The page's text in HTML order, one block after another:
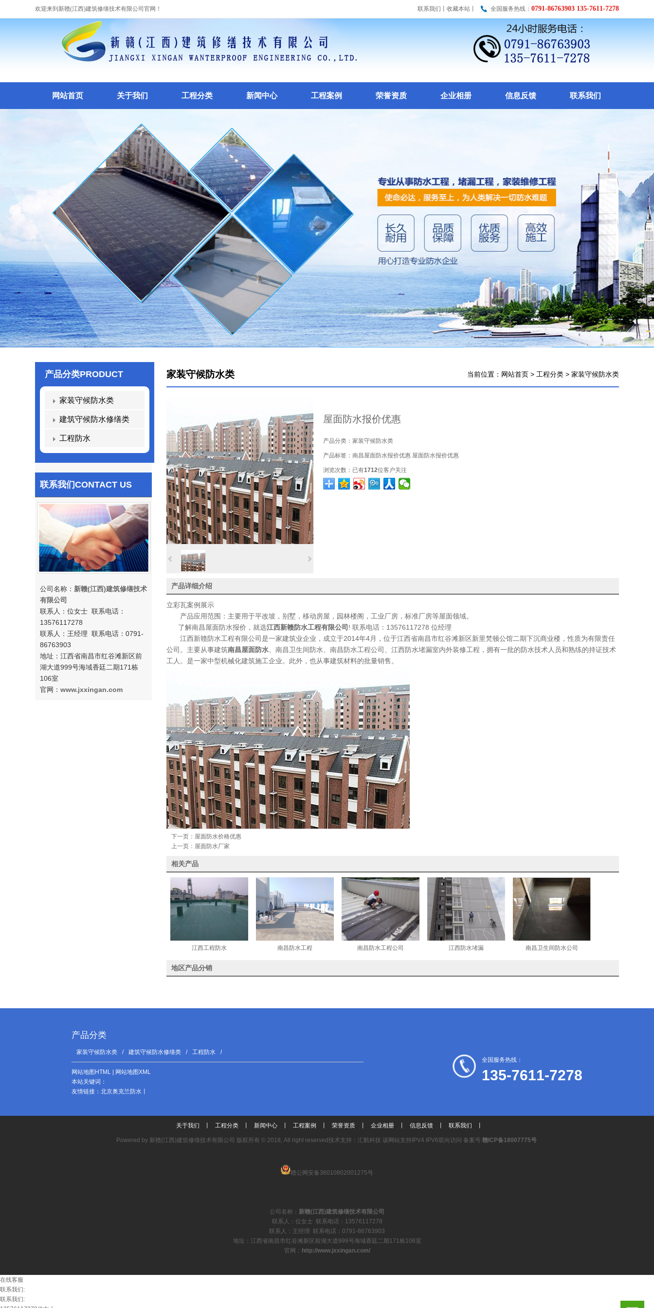
联系我们 收藏本站 全国服务热线： 0791-86763903 135-7611-7278
欢迎来到新赣(江西)建筑修缮技术有限公司官网！
网站首页 关于我们 工程分类 新闻中心 工程案例 荣誉资质 企业相册 信息反馈 联系我们
当前位置： 网站首页 > 工程分类 > 家装守候防水类
家装守候防水类
屋面防水报价优惠
产品分类： 家装守候防水类
产品标签： 南昌屋面防水报价优惠 屋面防水报价优惠
浏览次数： 已有1712位客户关注
产品详细介绍
立彩瓦案例展示
产品应用范围：主要用于平改坡，别墅，移动房屋，园林楼阁，工业厂房，标准厂房等屋面领域。
了解南昌屋面防水报价 ，就选江西新赣防水工程有限公司 ! 联系电话：13576117278 位经理
江西新赣防水工程有限公司是一家建筑业企业，成立于2014年4月，位于江西省南昌市红谷滩新区新里梵顿公馆二期下沉商业楼，性质为有限责任
公司。主要从事建筑南昌屋面防水 南昌卫生间防水 南昌防水工程公司 江西防水堵漏室内外装修工程，拥有一批的防水技术人员和熟练的持证技术
工人。是一家中型机械化建筑施工企业。此外，也从事建筑材料的批量销售。
下一页： 屋面防水价格优惠
上一页： 屋面防水厂家
相关产品
江西工程防水 南昌防水工程 南昌防水工程公司 江西防水堵漏 南昌卫生间防水公司
地区产品分销
产品分类PRODUCT
家装守候防水类
建筑守候防水修缮类
工程防水
联系我们CONTACT US
公司名称： 新赣(江西)建筑修缮技术
有限公司
联系人：位女士 联系电话：
13576117278
联系人：王经理 联系电话：0791-
86763903
地址：江西省南昌市红谷滩新区前
湖大道999号海域香廷二期171栋
106室
官网： www.jxxingan.com
全国服务热线：
135-7611-7278
产品分类
家装守候防水类 / 建筑守候防水修缮类 / 工程防水 /
网站地图HTML
网站地图XML
本站关键词：
友情链接： 北京奥克兰防水
关于我们 工程分类 新闻中心 工程案例 荣誉资质 企业相册 信息反馈 联系我们
Powered by 新赣(江西)建筑修缮技术有限公司 版权所有 © 2018, All right reserved技术支持：汇航科技 该网站支持IPV4 IPV6双向访问 备案号:赣ICP备18007775号
赣公网安备36010802001275号
公司名称： 新赣(江西)建筑修缮技术有限公司
联系人：位女士 联系电话：13576117278
联系人：王经理 联系电话：0791-86763903
地址：江西省南昌市红谷滩新区前湖大道999号海域香廷二期171栋106室
官网： http://www.jxxingan.com/
在线客服
联系我们:
联系我们: